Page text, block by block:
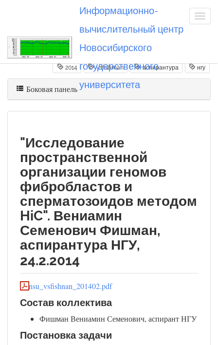
Информационно-
вычислительный центр
Новосибирского
государственного
университета
Вы посетили 20140224_vsfishman
2014 vsfishman аспирантура нгу
Боковая панель
"Исследование
пространственной
организации геномов
фибробластов и
сперматозоидов методом
HiC". Вениамин
Семенович Фишман,
аспирантура НГУ,
24.2.2014
nsu_vsfishnan_201402.pdf
Состав коллектива
Фишман Вениамин Семенович, аспирант НГУ
Постановка задачи